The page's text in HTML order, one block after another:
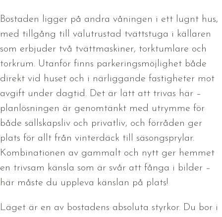
Bostaden ligger på andra våningen i ett lugnt hus,
med tillgång till välutrustad tvättstuga i källaren
som erbjuder två tvättmaskiner, torktumlare och
torkrum. Utanför finns parkeringsmöjlighet både
direkt vid huset och i närliggande fastigheter mot
avgift under dagtid. Det är lätt att trivas här –
planlösningen är genomtänkt med utrymme för
både sällskapsliv och privatliv, och förråden ger
plats för allt från vinterdäck till säsongsprylar.
Kombinationen av gammalt och nytt ger hemmet
en trivsam känsla som är svår att fånga i bilder –
här måste du uppleva känslan på plats!
Läget är en av bostadens absoluta styrkor. Du bor i